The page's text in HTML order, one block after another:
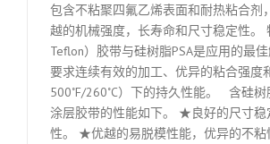
包含不粘聚四氟乙烯表面和耐热粘合剂
越的机械强度，长寿命和尺寸稳定性。
Teflon）胶带与硅树脂PSA是应用的最
要求连续有效的加工、优异的粘合强度
500˚F/260˚C）下的持久性能。 含硅树
涂层胶带的性能如下。 ★良好的尺寸稳
性。 ★优越的易脱模性能，优异的不